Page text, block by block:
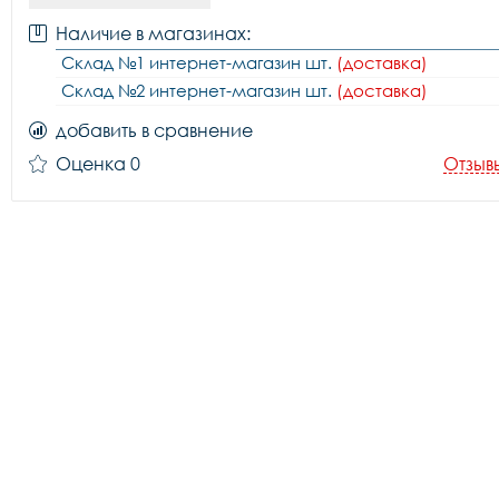
Наличие в магазинах:
Склад №1 интернет-магазин шт. (доставка)
Склад №2 интернет-магазин шт. (доставка)
добавить в сравнение
Оценка 0